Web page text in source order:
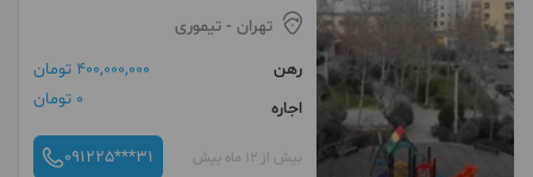
تهران - تیموری
رهن
400,000,000 تومان
اجاره
0 تومان
بیش از 12 ماه پیش 091225***31